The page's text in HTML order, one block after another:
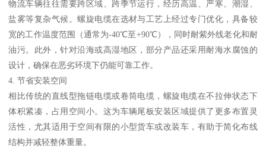
物流车辆往往需要跨区域、跨季节运行，经历高温、严寒、潮湿、
盐雾等复杂气候。螺旋电缆在选材与工艺上经过专门优化，具备较
宽的工作温度范围（通常为-40℃至+90℃），同时耐紫外线老化和耐
油污。此外，针对沿海或高湿地区，部分产品还采用耐海水腐蚀的
设计，确保在恶劣环境下仍能可靠工作。
4. 节省安装空间
相比传统的直线型拖链电缆或卷筒电缆，螺旋电缆在不拉伸状态下
体积紧凑，占用空间小。这为车辆尾板安装区域提供了更多布置灵
活性，尤其适用于空间有限的小型货车或改装车，有助于简化布线
结构并减轻整体重量。